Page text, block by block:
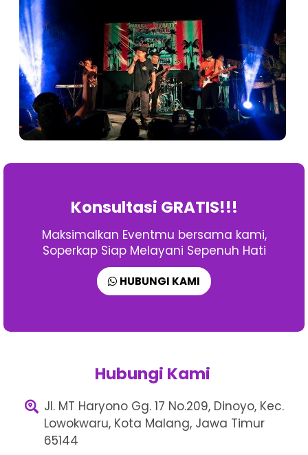
Konsultasi GRATIS!!!
Maksimalkan Eventmu bersama kami,
Soperkap Siap Melayani Sepenuh Hati
HUBUNGI KAMI
Hubungi Kami
Jl. MT Haryono Gg. 17 No.209, Dinoyo, Kec.
Lowokwaru, Kota Malang, Jawa Timur
65144